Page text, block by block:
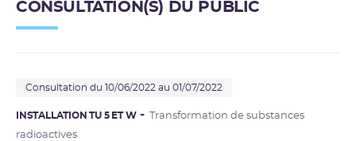
CONSULTATION(S) DU PUBLIC
Consultation du 10/06/2022 au 01/07/2022
INSTALLATION TU 5 ET W
Transformation de substances
radioactives